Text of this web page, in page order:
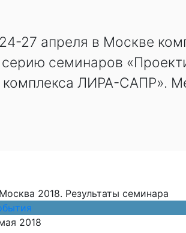
24-27 апреля в Москве
серию семинаров
комплекса ЛИРА-САПР».
2018